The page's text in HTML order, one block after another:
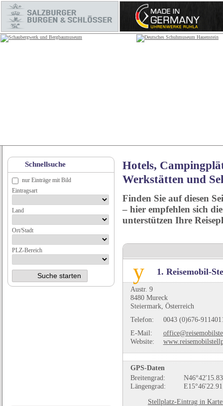
Hotels,
Werkstätten und
Finden Sie auf diesen
– hier empfehlen sich
unterstützen Ihre
1. Reisemobil-
Austr. 9
8480 Mureck
Steiermark, Österreich
Telefon:
0043 (0)676-
E-Mail:
Website:
GPS-Daten
Breitengrad:
N46°42'15.83
Längengrad:
E15°46'22.91
Stellplatz-Eintrag in
Schnellsuche
nur Einträge mit Bild
Eintragsart
Land
Ort/Stadt
PLZ-Bereich